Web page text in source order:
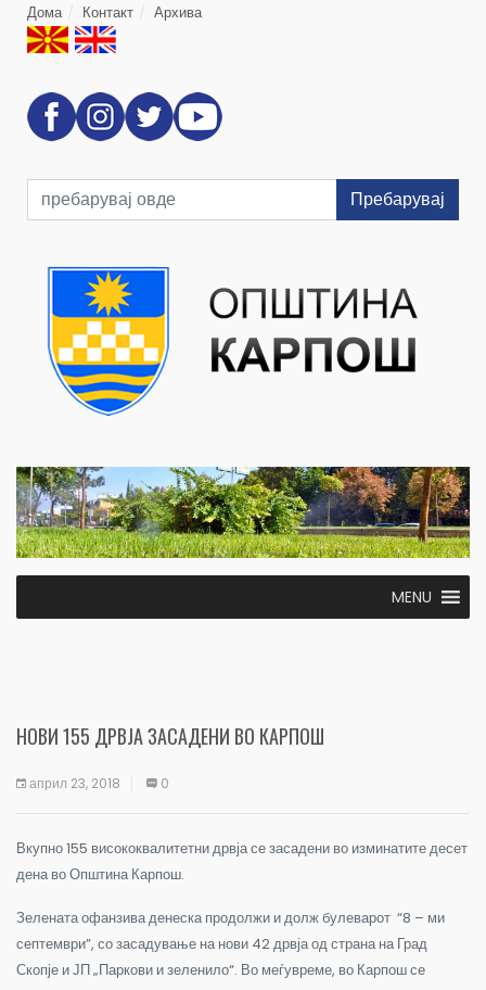
Дома Контакт Архива
Пребарувај
MENU
НОВИ 155 ДРВЈА ЗАСАДЕНИ ВО КАРПОШ
април 23, 2018 0
Вкупно 155 висококвалитетни дрвја се засадени во изминатите десет
дена во Општина Карпош.
Зелената офанзива денеска продолжи и долж булеварот “8 – ми
септември”, со засадување на нови 42 дрвја од страна на Град
Скопје и ЈП „Паркови и зеленило“. Во меѓувреме, во Карпош се